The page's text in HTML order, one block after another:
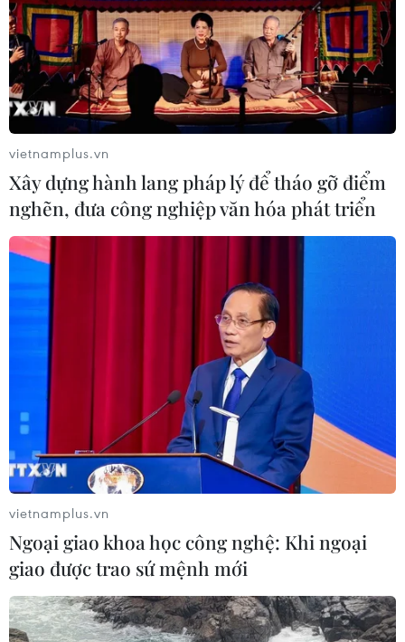
xảy ra thảm họa như vỡ đập, lũ lụt nghiêm trọng liên
tiếp tại nhiều sông.
vietnamplus.vn
Xây dựng hành lang pháp lý để tháo gỡ điểm
nghẽn, đưa công nghiệp văn hóa phát triển
vietnamplus.vn
Ngoại giao khoa học công nghệ: Khi ngoại
giao được trao sứ mệnh mới